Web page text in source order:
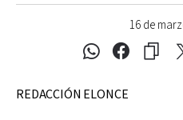
16 de
REDACCIÓN ELONCE